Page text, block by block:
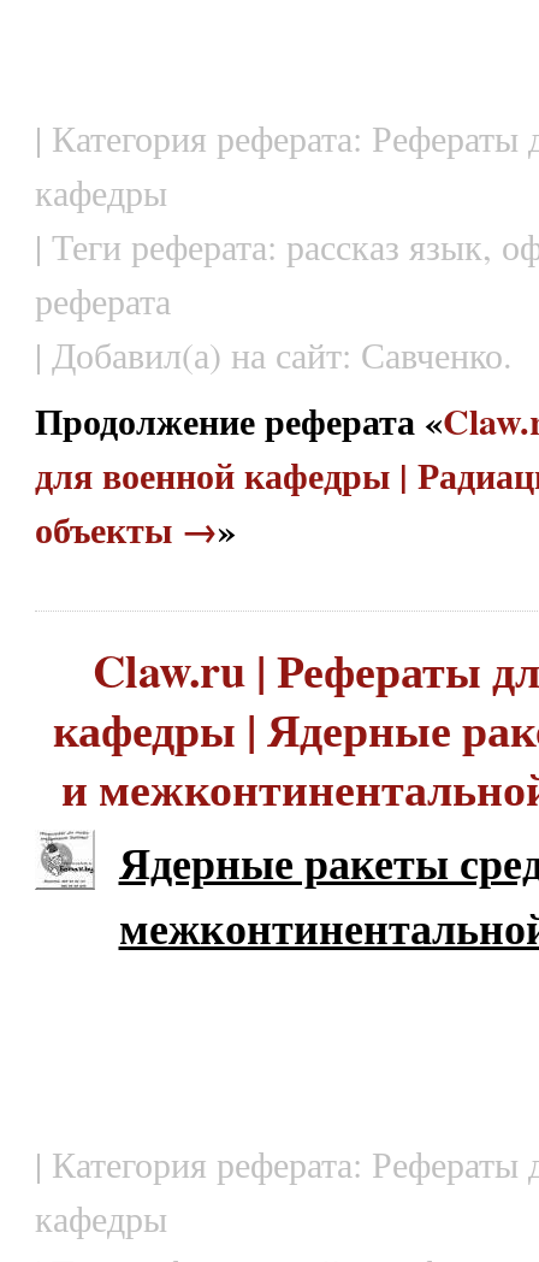
| Категория реферата: Рефераты
кафедры
| Теги реферата: рассказ язык,
реферата
| Добавил(а) на сайт: Савченко.
Продолжение реферата «
для военной кафедры |
объекты →»
Claw.ru | Рефераты
кафедры | Ядерные
и
Ядерные ракеты
| Категория реферата: Рефераты
кафедры